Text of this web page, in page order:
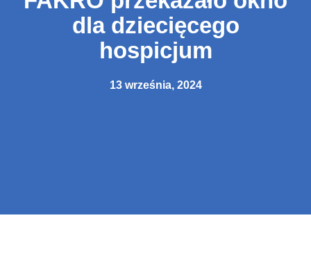
dla dziecięcego
hospicjum
13 września, 2024